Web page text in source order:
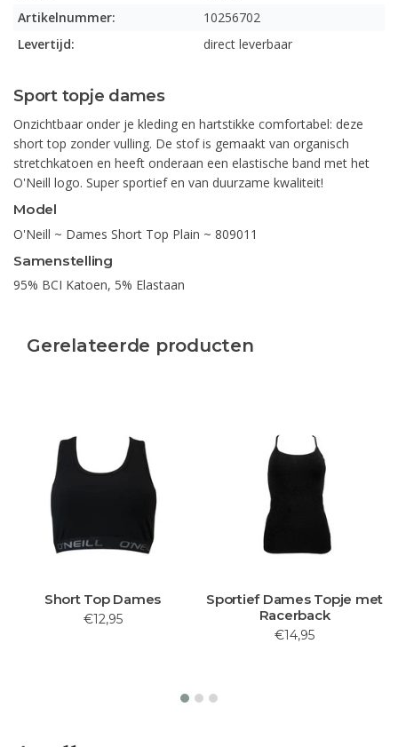
Artikelnummer:
10256702
Levertijd:
direct leverbaar
Sport topje dames
Onzichtbaar onder je kleding en hartstikke comfortabel: deze
short top zonder vulling. De stof is gemaakt van organisch
stretchkatoen en heeft onderaan een elastische band met het
O'Neill logo. Super sportief en van duurzame kwaliteit!
Model
O'Neill ~ Dames Short Top Plain ~ 809011
Samenstelling
95% BCI Katoen, 5% Elastaan
Gerelateerde producten
Short Top Dames
€12,95
Sportief Dames Topje met
Racerback
€14,95